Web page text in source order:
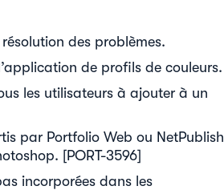
des problèmes.
de profils de couleurs.
les utilisateurs à ajouter à un
par Portfolio Web ou NetPublish
[PORT-3596]
incorporées dans les